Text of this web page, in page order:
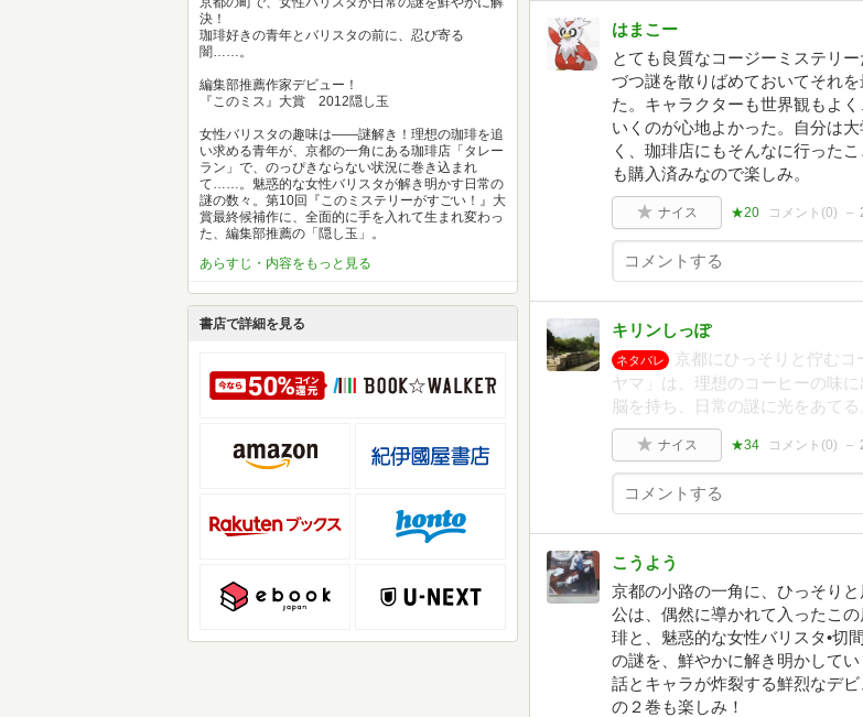
決！
珈琲好きの青年とバリスタの前に、忍び寄る
闇……。
編集部推薦作家デビュー！
『このミス』大賞 2012隠し玉
女性バリスタの趣味は――謎解き！理想の珈琲を追
い求める青年が、京都の一角にある珈琲店「タレー
ラン」で、のっぴきならない状況に巻き込まれ
て……。魅惑的な女性バリスタが解き明かす日常の
謎の数々。第10回『このミステリーがすごい！』大
賞最終候補作に、全面的に手を入れて生まれ変わっ
た、編集部推薦の「隠し玉」。
あらすじ・内容をもっと見る
書店で詳細を見る
はまこー
とても良質なコージーミステリ
づつ謎を散りばめておいてそれ
た。キャラクターも世界観もよ
いくのが心地よかった。自分は
く、珈琲店にもそんなに行った
も購入済みなので楽しみ。
ナイス ★20 コメント(0)
キリンしっぽ
ネタバレ
京都にひっそりと佇む
ヤマ」は、理想のコーヒーの味
脳を持ち、日常の謎に光をあてる
ナイス ★34 コメント(0)
こうよう
京都の小路の一角に、ひっそり
公は、偶然に導かれて入ったこ
琲と、魅惑的な女性バリスタ•切
の謎を、鮮やかに解き明かして
話とキャラが炸裂する鮮烈なデ
の２巻も楽しみ！